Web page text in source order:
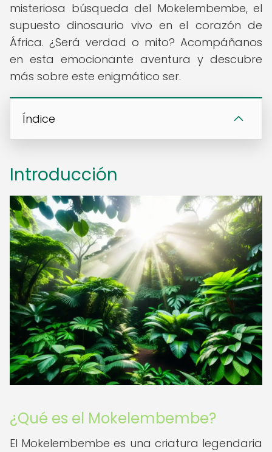
misteriosa búsqueda del Mokelembembe, el
supuesto dinosaurio vivo en el corazón de
África. ¿Será verdad o mito? Acompáñanos
en esta emocionante aventura y descubre
más sobre este enigmático ser.
Índice
Introducción
¿Qué es el Mokelembembe?
El Mokelembembe es una criatura legendaria